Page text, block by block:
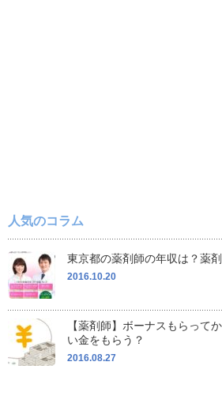
人気のコラム
東京都の薬剤師の年収は？薬
2016.10.20
【薬剤師】ボーナスもらって
い金をもらう？
2016.08.27